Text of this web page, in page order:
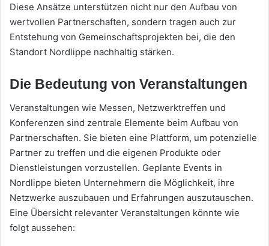
Diese Ansätze unterstützen nicht nur den Aufbau von
wertvollen Partnerschaften, sondern tragen auch zur
Entstehung von Gemeinschaftsprojekten bei, die den
Standort Nordlippe nachhaltig stärken.
Die Bedeutung von Veranstaltungen
Veranstaltungen wie Messen, Netzwerktreffen und
Konferenzen sind zentrale Elemente beim Aufbau von
Partnerschaften. Sie bieten eine Plattform, um potenzielle
Partner zu treffen und die eigenen Produkte oder
Dienstleistungen vorzustellen. Geplante Events in
Nordlippe bieten Unternehmern die Möglichkeit, ihre
Netzwerke auszubauen und Erfahrungen auszutauschen.
Eine Übersicht relevanter Veranstaltungen könnte wie
folgt aussehen: